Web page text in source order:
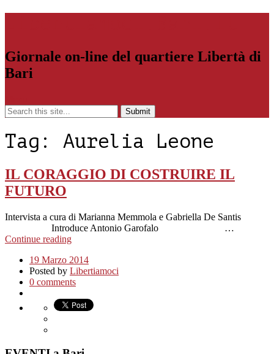
Giornale on-line del quartiere Libertà di
Bari
Tag: Aurelia Leone
IL CORAGGIO DI COSTRUIRE IL
FUTURO
Intervista a cura di Marianna Memmola e Gabriella De Santis
Introduce Antonio Garofalo …
Continue reading
19 Marzo 2014
Posted by Libertiamoci
0 comments